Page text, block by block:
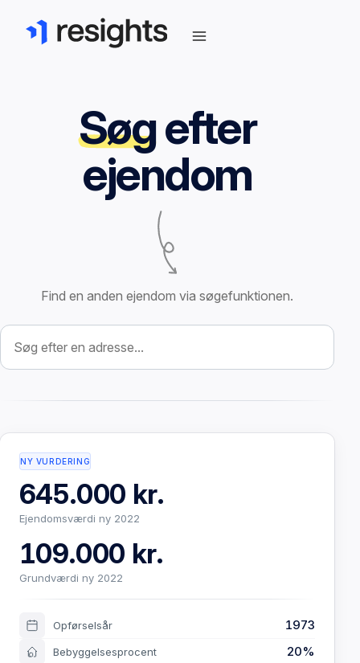
Søgefter
ejendom
Find en anden ejendom via søgefunktionen.
Søg efter ejendom
NY VURDERING
645.000 kr.
Ejendomsværdi ny 2022
109.000 kr.
Grundværdi ny 2022
Opførselsår 1973
Bebyggelsesprocent 20%